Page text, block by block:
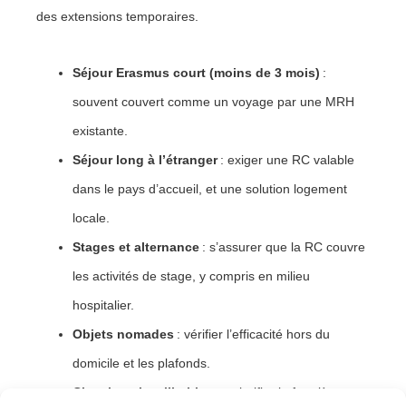
des extensions temporaires.
Séjour Erasmus court (moins de 3 mois) :
souvent couvert comme un voyage par une MRH
existante.
Séjour long à l’étranger: exiger une RC valable
dans le pays d’accueil, et une solution logement
locale.
Stages et alternance : s’assurer que la RC couvre
les activités de stage, y compris en milieu
hospitalier.
Objets nomades : vérifier l’efficacité hors du
domicile et les plafonds.
Chambre chez l’habitant
: clarifier la frontière